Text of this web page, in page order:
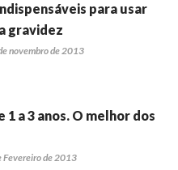
para usar
gravidez
novembro de 2013
1 a 3 anos. O melhor dos
Fevereiro de 2013